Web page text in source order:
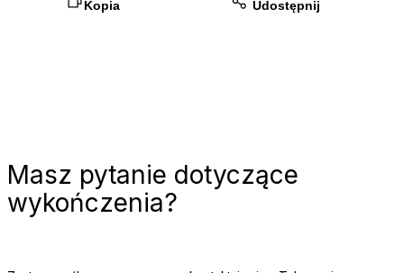
Kopia Udostępnij
Masz pytanie dotyczące
wykończenia?